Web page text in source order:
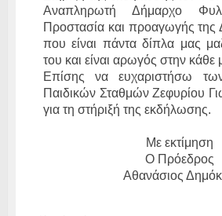
Αναπληρωτή Δήμαρχο
Προστασία και προαγωγής της
που είναι πάντα δίπλα μας
του και είναι αρωγός στην
Επίσης να ευχαριστήσω
Παιδικών Σταθμών Ζεφυρίου
για τη στήριξή της εκδήλωσης.
Με εκτίμηση
Ο Πρόεδρος
Αθανάσιος